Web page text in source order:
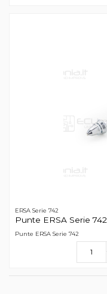
ERSA Serie 742
Punte ERSA Serie 742
Punte ERSA Serie 742